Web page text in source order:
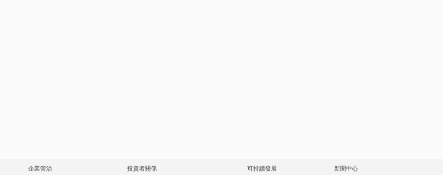
企業管治 投資者關係 可持續發展 新聞中心